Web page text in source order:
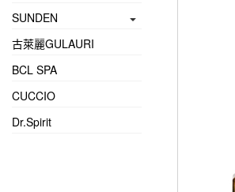
SUNDEN
古萊麗GULAURI
BCL SPA
CUCCIO
Dr.Spirit